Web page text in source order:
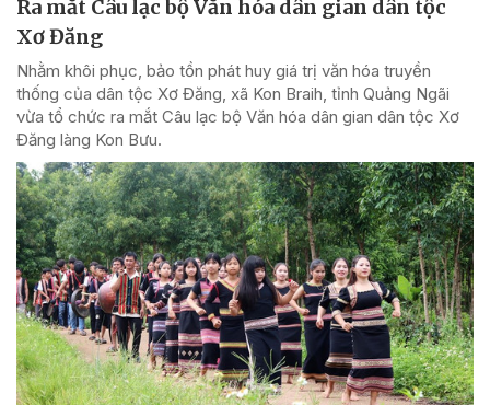
Ra mắt Câu lạc bộ Văn hóa dân gian dân tộc
Xơ Đăng
Nhằm khôi phục, bảo tồn phát huy giá trị văn hóa truyền
thống của dân tộc Xơ Đăng, xã Kon Braih, tỉnh Quảng Ngãi
vừa tổ chức ra mắt Câu lạc bộ Văn hóa dân gian dân tộc Xơ
Đăng làng Kon Bưu.